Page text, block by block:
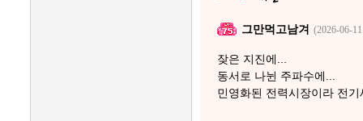
그만먹고남겨 (2026-06-
잦은 지진에...
동서로 나뉜 주파수에...
민영화된 전력시장이라 전